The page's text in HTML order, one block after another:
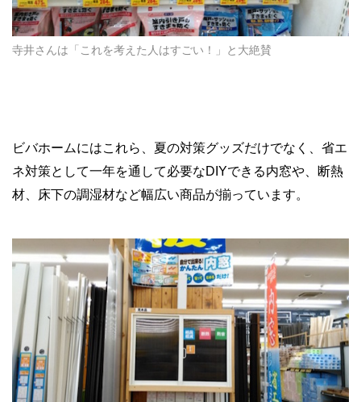
寺井さんは「これを考えた人はすごい！」と大絶賛
ビバホームにはこれら、夏の対策グッズだけでなく、省エ
ネ対策として一年を通して必要なDIYできる内窓や、断熱
材、床下の調湿材など幅広い商品が揃っています。